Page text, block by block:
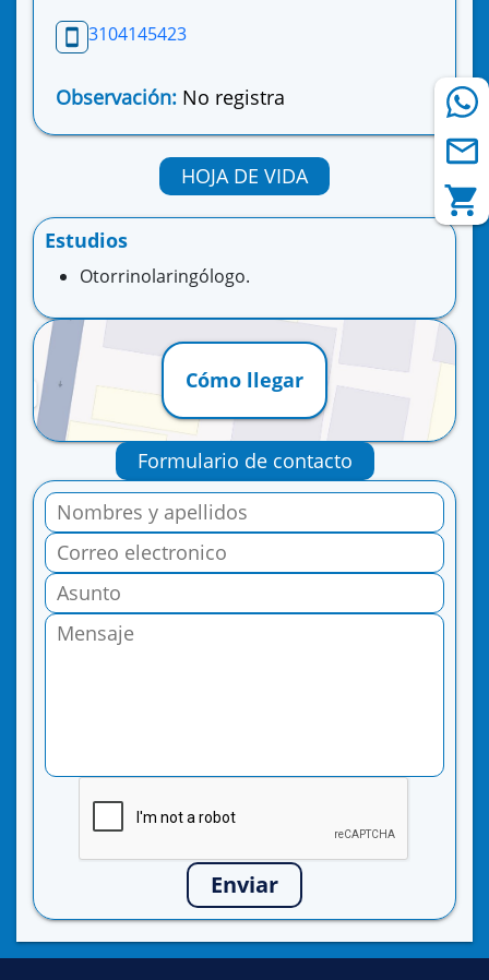
3104145423
Observación: No registra
HOJA DE VIDA
Estudios
Otorrinolaringólogo.
Cómo llegar
Formulario de contacto
Enviar